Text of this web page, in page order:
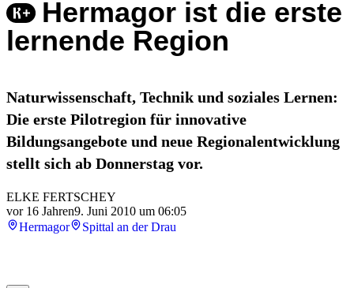
Hermagor ist die erste
lernende Region
Naturwissenschaft, Technik und soziales Lernen:
Die erste Pilotregion für innovative
Bildungsangebote und neue Regionalentwicklung
stellt sich ab Donnerstag vor.
ELKE FERTSCHEY
vor 16 Jahren9. Juni 2010 um 06:05
Hermagor
Spittal an der Drau